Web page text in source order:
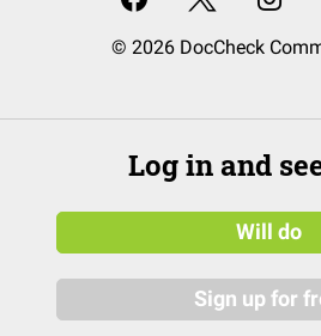
© 2026 DocCheck
Log in and
Will do
Sign up for